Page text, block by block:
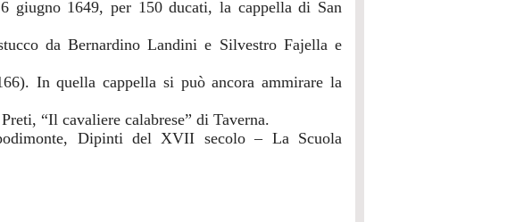
giugno 1649, per 150 ducati, la cappella di San
da Bernardino Landini e Silvestro Fajella e
In quella cappella si può ancora ammirare la
“Il cavaliere calabrese” di Taverna.
Dipinti del XVII secolo – La Scuola